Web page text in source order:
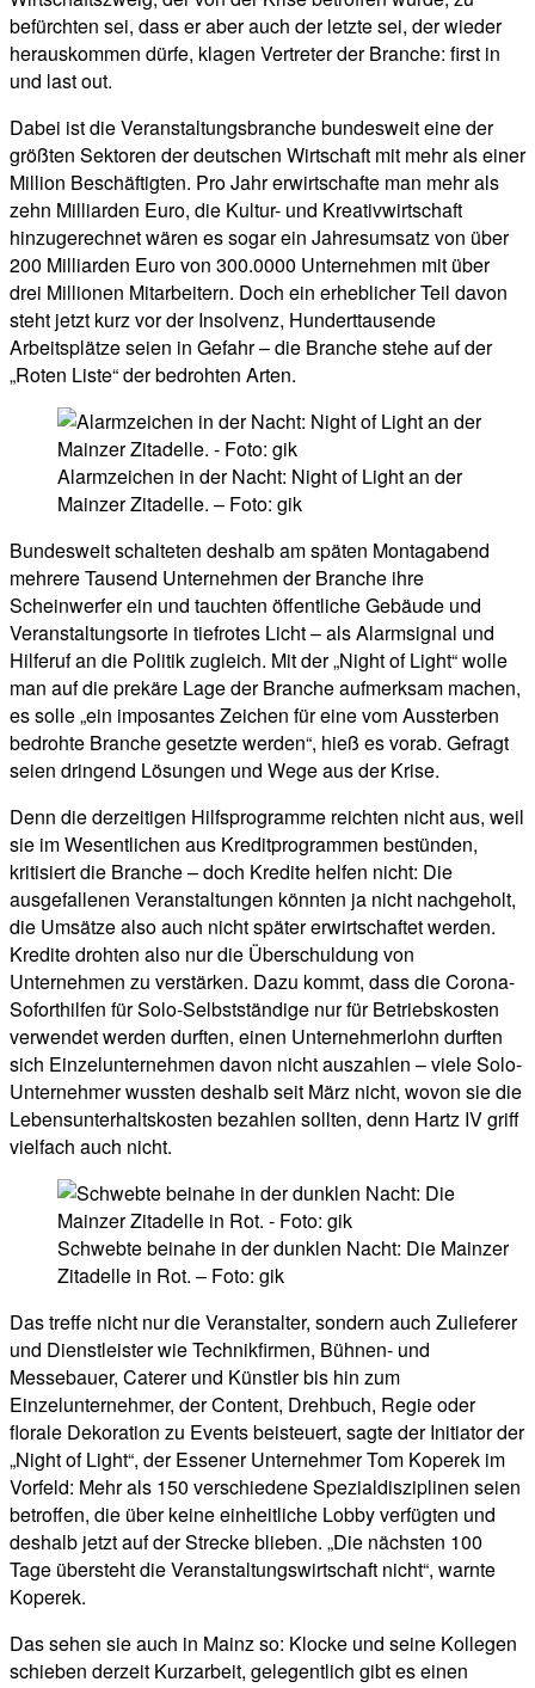
befürchten sei, dass er aber auch der letzte sei, der wieder
herauskommen dürfe, klagen Vertreter der Branche: first in
und last out.
Dabei ist die Veranstaltungsbranche bundesweit eine der
größten Sektoren der deutschen Wirtschaft mit mehr als einer
Million Beschäftigten. Pro Jahr erwirtschafte man mehr als
zehn Milliarden Euro, die Kultur- und Kreativwirtschaft
hinzugerechnet wären es sogar ein Jahresumsatz von über
200 Milliarden Euro von 300.0000 Unternehmen mit über
drei Millionen Mitarbeitern. Doch ein erheblicher Teil davon
steht jetzt kurz vor der Insolvenz, Hunderttausende
Arbeitsplätze seien in Gefahr – die Branche stehe auf der
„Roten Liste“ der bedrohten Arten.
Alarmzeichen in der Nacht: Night of Light an der
Mainzer Zitadelle. – Foto: gik
Bundesweit schalteten deshalb am späten Montagabend
mehrere Tausend Unternehmen der Branche ihre
Scheinwerfer ein und tauchten öffentliche Gebäude und
Veranstaltungsorte in tiefrotes Licht – als Alarmsignal und
Hilferuf an die Politik zugleich. Mit der „Night of Light“ wolle
man auf die prekäre Lage der Branche aufmerksam machen,
es solle „ein imposantes Zeichen für eine vom Aussterben
bedrohte Branche gesetzte werden“, hieß es vorab. Gefragt
seien dringend Lösungen und Wege aus der Krise.
Denn die derzeitigen Hilfsprogramme reichten nicht aus, weil
sie im Wesentlichen aus Kreditprogrammen bestünden,
kritisiert die Branche – doch Kredite helfen nicht: Die
ausgefallenen Veranstaltungen könnten ja nicht nachgeholt,
die Umsätze also auch nicht später erwirtschaftet werden.
Kredite drohten also nur die Überschuldung von
Unternehmen zu verstärken. Dazu kommt, dass die Corona-
Soforthilfen für Solo-Selbstständige nur für Betriebskosten
verwendet werden durften, einen Unternehmerlohn durften
sich Einzelunternehmen davon nicht auszahlen – viele Solo-
Unternehmer wussten deshalb seit März nicht, wovon sie die
Lebensunterhaltskosten bezahlen sollten, denn Hartz IV griff
vielfach auch nicht.
Schwebte beinahe in der dunklen Nacht: Die Mainzer
Zitadelle in Rot. – Foto: gik
Das treffe nicht nur die Veranstalter, sondern auch Zulieferer
und Dienstleister wie Technikfirmen, Bühnen- und
Messebauer, Caterer und Künstler bis hin zum
Einzelunternehmer, der Content, Drehbuch, Regie oder
florale Dekoration zu Events beisteuert, sagte der Initiator der
„Night of Light“, der Essener Unternehmer Tom Koperek im
Vorfeld: Mehr als 150 verschiedene Spezialdisziplinen seien
betroffen, die über keine einheitliche Lobby verfügten und
deshalb jetzt auf der Strecke blieben. „Die nächsten 100
Tage übersteht die Veranstaltungswirtschaft nicht“, warnte
Koperek.
Das sehen sie auch in Mainz so: Klocke und seine Kollegen
schieben derzeit Kurzarbeit, gelegentlich gibt es einen